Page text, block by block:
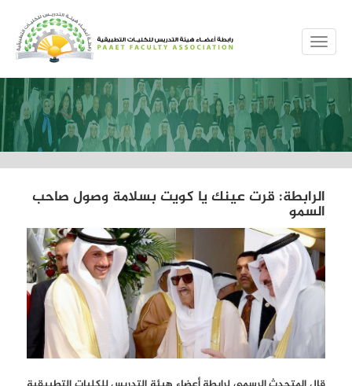
MENUE
الرابطة: قرت عينك يا كويت بسلامة وصول صاحب
السمو